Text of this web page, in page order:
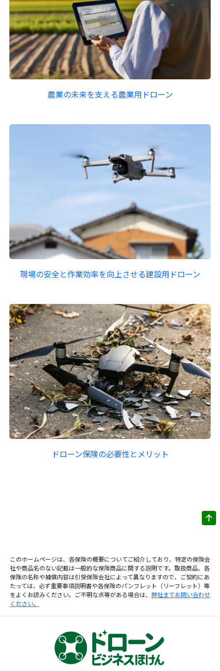
農業の未来を支える農業用ドローン
現場の安全と作業効率を向上させる建設用ドローン
ドローン保険の必要性とメリット
このホームページは、各保険の概要についてご紹介しており、特定の保険会
社や商品名のない記載は一般的な保険商品に関する説明です。取扱商品、各
保険の名称や補償内容は引受保険会社によって異なりますので、ご契約にあ
たっては、必ず重要事項説明書や各保険のパンフレット（リーフレット）等
をよくお読みください。ご不明な点等がある場合は、 弊社までお問い合わせ
ください。